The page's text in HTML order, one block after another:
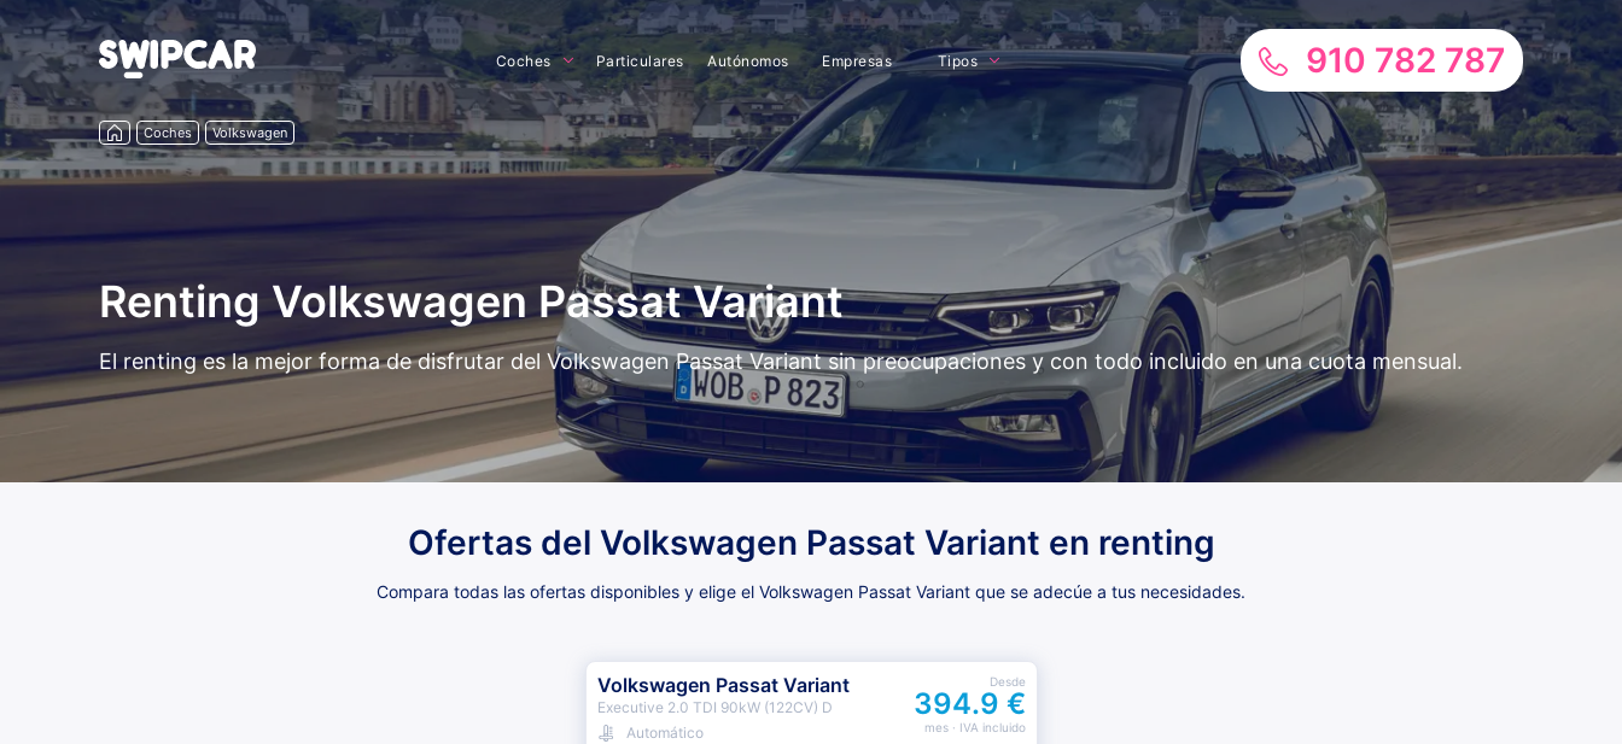
Coches Particulares Autónomos Empresas Tipos 910 782 787
Coches Volkswagen
Renting Volkswagen Passat Variant
El renting es la mejor forma de disfrutar del Volkswagen Passat Variant sin preocupaciones y con todo incluido en una cuota mensual.
Ofertas del Volkswagen Passat Variant en renting
Compara todas las ofertas disponibles y elige el Volkswagen Passat Variant que se adecúe a tus necesidades.
Volkswagen Passat Variant
Executive 2.0 TDI 90kW (122CV) D
Automático
Desde
394.9 €
mes· IVA incluido